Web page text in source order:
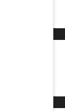
eine
IQWiG
Seidl,